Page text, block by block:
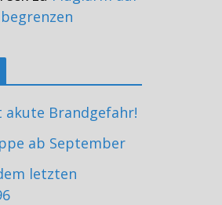
Brandgefahr!
ab September
letzten